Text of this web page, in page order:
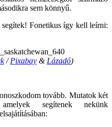
sem könnyű.
Fonetikus így kell leírni:
/Pixabay & Lázadó)
tovább. Mutatok két
segítenek nekünk